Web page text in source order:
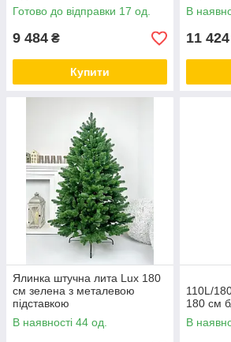
Готово до відправки 17 од.
9 484 ₴
Купити
В
11 424
Ялинка штучна лита Lux 180
см зелена з металевою
підставкою
В наявності 44 од.
110L/
180 см
В